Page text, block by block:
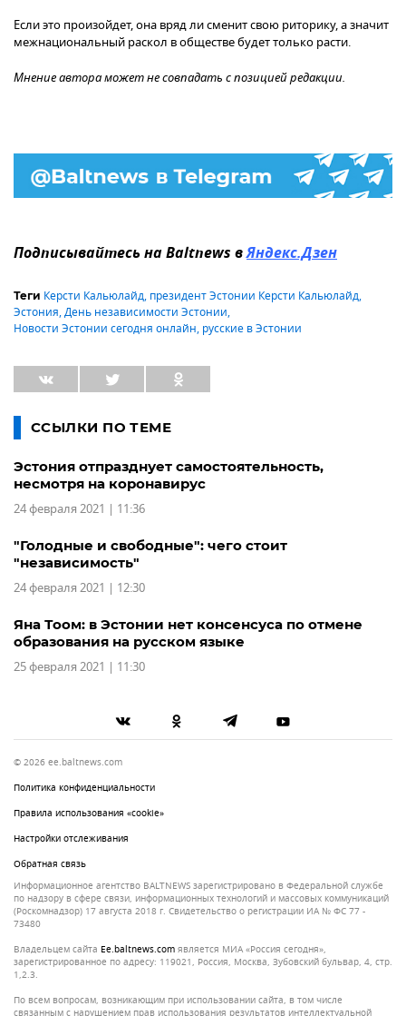
Если это произойдет, она вряд ли сменит свою риторику, а значит
межнациональный раскол в обществе будет только расти.
Мнение автора может не совпадать с позицией редакции.
Подписывайтесь на Baltnews вЯндекс.Дзен
Теги Керсти Кальюлайд, президент Эстонии Керсти Кальюлайд,
Эстония,День независимости Эстонии,
Новости Эстонии сегодня онлайн, русские в Эстонии
ССЫЛКИ ПО ТЕМЕ
Эстония отпразднует самостоятельность,
несмотря на коронавирус
24 февраля 2021 | 11:36
"Голодные и свободные": чего стоит
"независимость"
24 февраля 2021 | 12:30
Яна Тоом: в Эстонии нет консенсуса по отмене
образования на русском языке
25 февраля 2021 | 11:30
© 2026 ee.baltnews.com
Политика конфиденциальности
Правила использования «cookie»
Настройки отслеживания
Обратная связь
Информационное агентство BALTNEWS зарегистрировано в Федеральной службе
по надзору в сфере связи, информационных технологий и массовых коммуникаций
(Роскомнадзор) 17 августа 2018 г. Свидетельство о регистрации ИА № ФС 77 -
73480
Владельцем сайта
ee.baltnews.com является МИА «Россия сегодня»,
зарегистрированное по адресу: 119021, Россия, Москва, Зубовский бульвар, 4, стр.
1,2.3.
По всем вопросам, возникающим при использовании сайта, в том числе
связанным с нарушением прав использования результатов интеллектуальной